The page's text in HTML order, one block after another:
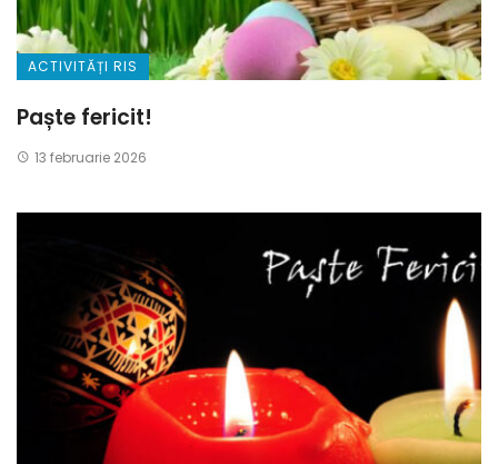
ACTIVITĂȚI RIS
Paște fericit!
13 februarie 2026